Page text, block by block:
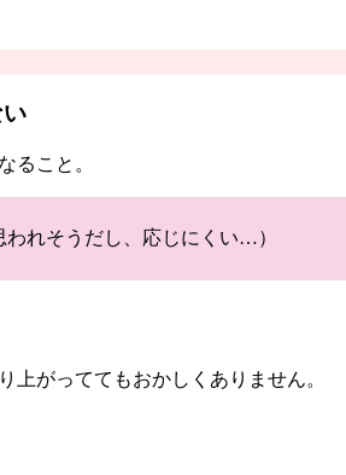
ること。
われそうだし、応じにくい…）
上がっててもおかしくありません。